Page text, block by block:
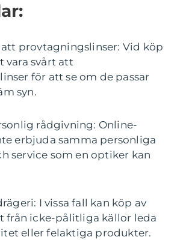
att provtagningslinser: Vid köp
vara svårt att
för att se om de passar
syn.
rådgivning: Online-
erbjuda samma personliga
service som en optiker kan
I vissa fall kan köp av
från icke-pålitliga källor leda
eller felaktiga produkter.